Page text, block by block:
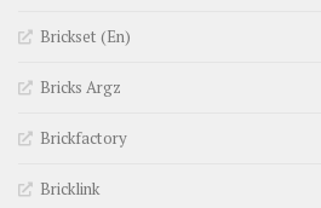
Brickset (En)
Bricks Argz
Brickfactory
Bricklink